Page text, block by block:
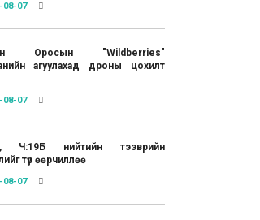
08-07
Оросын "Wildberries"
агуулахад дроны цохилт
08-07
Ч:19Б нийтийн тээврийн
түр өөрчиллөө
08-07